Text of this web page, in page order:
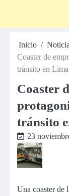
Inicio
Coaster de
tránsito en Lima
Coaster
tránsito
23
Una coaster de